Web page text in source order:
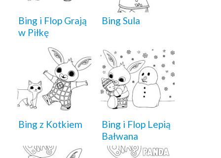
Bing i Flop Grają
w Piłkę
Bing Sula
Bing z Kotkiem
Bing i Flop Lepią
Bałwana